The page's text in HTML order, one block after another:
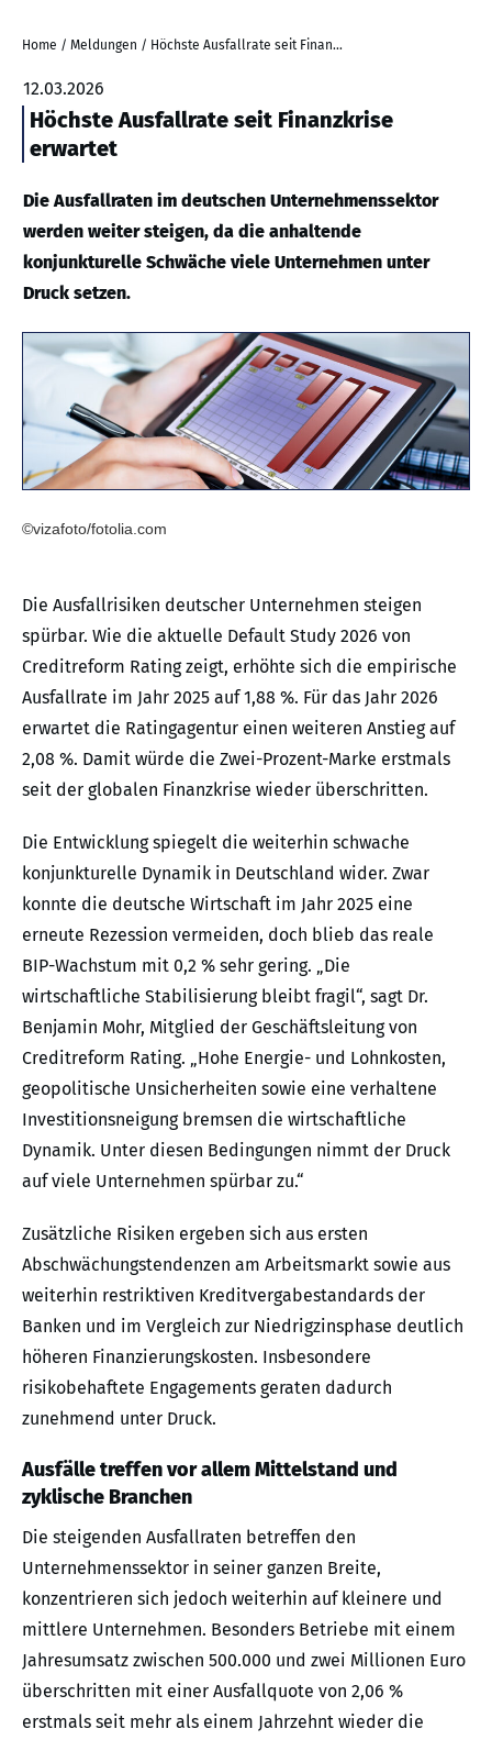
Home / Meldungen / Höchste Ausfallrate seit Finanzkrise erwartet
12.03.2026
Höchste Ausfallrate seit Finanzkrise
erwartet
Die Ausfallraten im deutschen Unternehmenssektor
werden weiter steigen, da die anhaltende
konjunkturelle Schwäche viele Unternehmen unter
Druck setzen.
©vizafoto/fotolia.com
Die Ausfallrisiken deutscher Unternehmen steigen
spürbar. Wie die aktuelle Default Study 2026 von
Creditreform Rating zeigt, erhöhte sich die empirische
Ausfallrate im Jahr 2025 auf 1,88 %. Für das Jahr 2026
erwartet die Ratingagentur einen weiteren Anstieg auf
2,08 %. Damit würde die Zwei-Prozent-Marke erstmals
seit der globalen Finanzkrise wieder überschritten.
Die Entwicklung spiegelt die weiterhin schwache
konjunkturelle Dynamik in Deutschland wider. Zwar
konnte die deutsche Wirtschaft im Jahr 2025 eine
erneute Rezession vermeiden, doch blieb das reale
BIP-Wachstum mit 0,2 % sehr gering. „Die
wirtschaftliche Stabilisierung bleibt fragil“, sagt Dr.
Benjamin Mohr, Mitglied der Geschäftsleitung von
Creditreform Rating. „Hohe Energie- und Lohnkosten,
geopolitische Unsicherheiten sowie eine verhaltene
Investitionsneigung bremsen die wirtschaftliche
Dynamik. Unter diesen Bedingungen nimmt der Druck
auf viele Unternehmen spürbar zu.“
Zusätzliche Risiken ergeben sich aus ersten
Abschwächungstendenzen am Arbeitsmarkt sowie aus
weiterhin restriktiven Kreditvergabestandards der
Banken und im Vergleich zur Niedrigzinsphase deutlich
höheren Finanzierungskosten. Insbesondere
risikobehaftete Engagements geraten dadurch
zunehmend unter Druck.
Ausfälle treffen vor allem Mittelstand und
zyklische Branchen
Die steigenden Ausfallraten betreffen den
Unternehmenssektor in seiner ganzen Breite,
konzentrieren sich jedoch weiterhin auf kleinere und
mittlere Unternehmen. Besonders Betriebe mit einem
Jahresumsatz zwischen 500.000 und zwei Millionen Euro
überschritten mit einer Ausfallquote von 2,06 %
erstmals seit mehr als einem Jahrzehnt wieder die